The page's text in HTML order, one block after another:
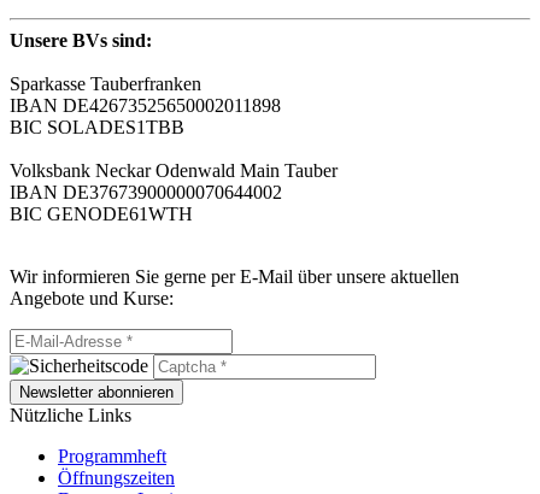
Unsere BVs sind:
Sparkasse Tauberfranken
IBAN DE42673525650002011898
BIC SOLADES1TBB
Volksbank Neckar Odenwald Main Tauber
IBAN DE37673900000070644002
BIC GENODE61WTH
Wir informieren Sie gerne per E-Mail über unsere aktuellen
Angebote und Kurse:
Newsletter abonnieren
Nützliche Links
Programmheft
Öffnungszeiten